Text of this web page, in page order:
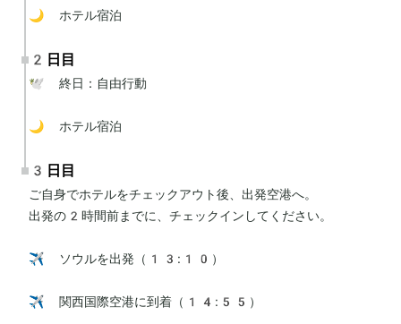
🌙 ホテル宿泊
2日目
🕊 終日：自由行動
🌙 ホテル宿泊
3日目
ご自身でホテルをチェックアウト後、出発空港へ。
出発の2時間前までに、チェックインしてください。
✈️ ソウルを出発（13:10）
✈️ 関西国際空港に到着（14:55）